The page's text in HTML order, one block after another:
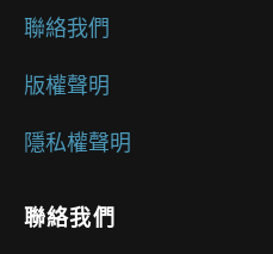
聯絡我們
版權聲明
隱私權聲明
聯絡我們